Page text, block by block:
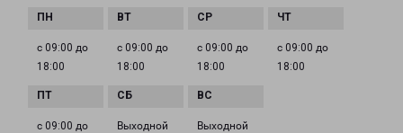
с 09:00 до
18:00
с 09:00 до
18:00
с 09:00 до
18:00
с 09:00 до
18:00
с 09:00 до
Выходной Выходной